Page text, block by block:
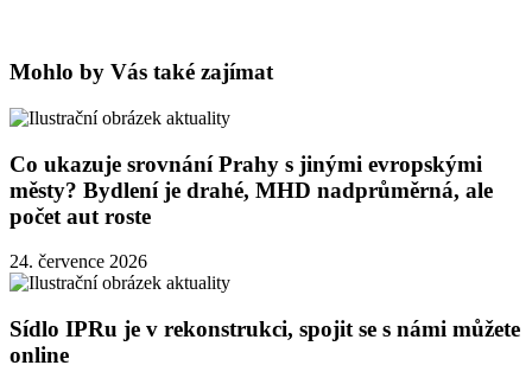
Mohlo by Vás také zajímat
Co ukazuje srovnání Prahy s jinými evropskými
městy? Bydlení je drahé, MHD nadprůměrná, ale
počet aut roste
24. července 2026
Sídlo IPRu je v rekonstrukci, spojit se s námi můžete
online